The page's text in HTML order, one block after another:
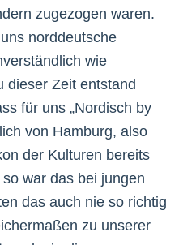
zugezogen waren.
norddeutsche
wie
dieser Zeit entstand
für uns „Nordisch by
von Hamburg, also
der Kulturen bereits
war das bei jungen
das auch nie so richtig
zu unserer